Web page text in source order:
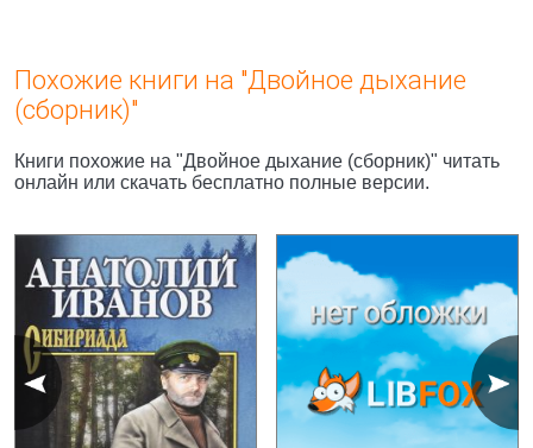
Похожие книги на "Двойное дыхание
(сборник)"
Книги похожие на "Двойное дыхание (сборник)" читать
онлайн или скачать бесплатно полные версии.